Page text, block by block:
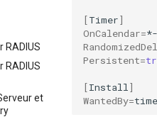
RADIUS
RADIUS
et
[Timer]
OnCalendar=
Persistent=
[Install ]
WantedBy=